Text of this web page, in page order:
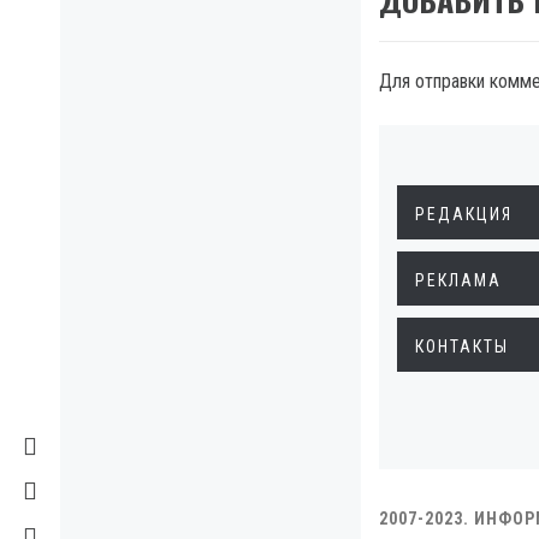
Для отправки
РЕДАКЦИЯ
РЕКЛАМА
КОНТАКТЫ
2007-2023.